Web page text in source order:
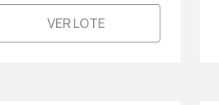
VER LOTE